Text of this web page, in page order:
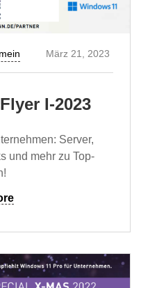
März 21, 2023
I-2023
Server,
und mehr zu Top-